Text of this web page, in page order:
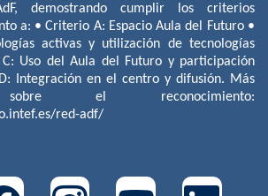
demostrando cumplir los criterios
a: • Criterio A: Espacio Aula del Futuro •
activas y utilización de tecnologías
Uso del Aula del Futuro y participación
Integración en el centro y difusión. Más
sobre el reconocimiento:
red-adf/